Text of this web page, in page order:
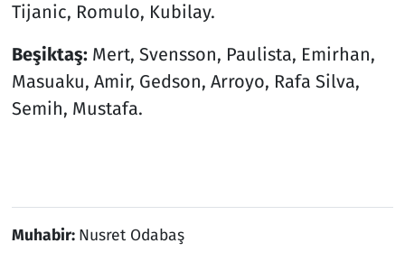
Tijanic, Romulo, Kubilay.
Beşiktaş: Mert, Svensson, Paulista, Emirhan,
Masuaku, Amir, Gedson, Arroyo, Rafa Silva,
Semih, Mustafa.
Muhabir: Nusret Odabaş